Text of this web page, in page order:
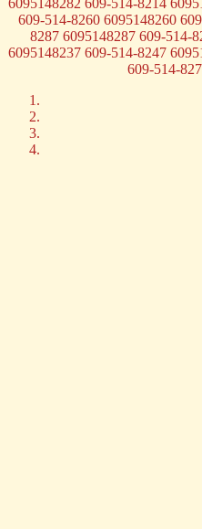
609-514-8260 6095148260
8287 6095148287 609-514-
6095148237 609-514-8247
609-514-